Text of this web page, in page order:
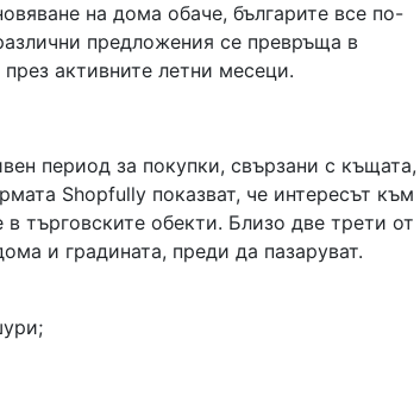
на дома обаче, българите все по-
предложения се превръща в
активните летни месеци.
период за покупки, свързани с къщата,
Shopfully показват, че интересът към
търговските обекти. Близо две трети от
и градината, преди да пазаруват.